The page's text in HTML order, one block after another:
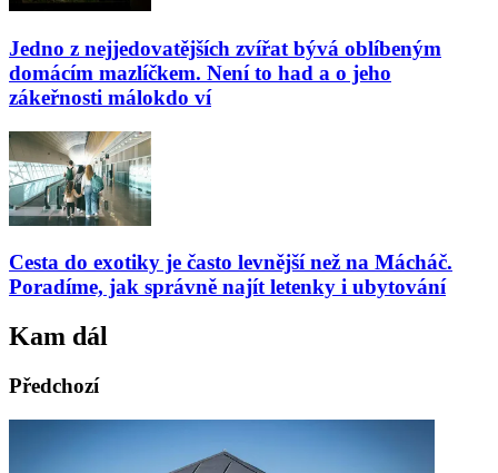
Jedno z nejjedovatějších zvířat bývá oblíbeným
domácím mazlíčkem. Není to had a o jeho
zákeřnosti málokdo ví
Cesta do exotiky je často levnější než na Mácháč.
Poradíme, jak správně najít letenky i ubytování
Kam dál
Předchozí